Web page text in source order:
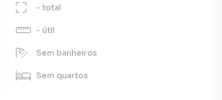
- total
- útil
Sem banheiros
Sem quartos